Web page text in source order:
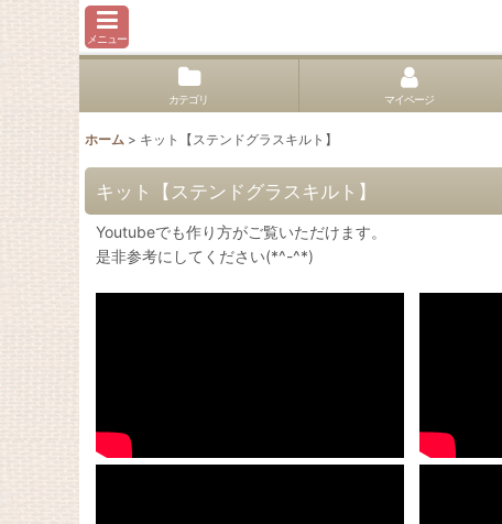
メニュー
カテゴリ マイページ
ホーム > キット【ステンドグラスキルト】
キット【ステンドグラスキルト】
Youtubeでも作り方がご覧いただけます。
是非参考にしてください(*^-^*)